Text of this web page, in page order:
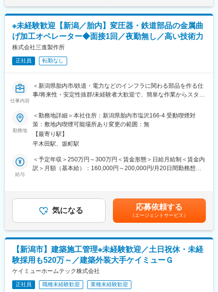
の維持・改善、内部監査の実施と結果に基づく改善活動）
・顧客対応サポート（クレーム対応に関する資料作成や調査支
援、品質報告書や改善提案書の作成）
・工程改善活動への参加（製造プロセスの品質向上のための改善
・その他の業務（部門内の事務作業やデータ管理、他部門との連
絡調整や会議の参加）
■当社の特徴：
◇昭和44年創業以来、一貫して水道関連事業を業として、上水道
ンタル、災害等の緊急時に活躍する仮設資材の備蓄・提供並びに
環境水質分析などで日本全国へ事業を展開しています。地域未来
牽引企業にも認定されております。
◇現在当社は第二創業期としてもともとの事業で培った技術力や
そんな第二創業期を支えていただく皆様のご応募をお待ちしてお
ります。
※未経験歓迎【新潟／胎内】変圧器・鉄道部品の金属曲
げ加工オペレーター◆面接1回／夜勤無し／高い技術力
株式会社三進製作所
正社員 転勤なし
仕事内容
＜新潟県胎内市/鉄道・電力などのインフラに関わる部品を作る仕
事/将来性・安定性抜群/未経験者大歓迎で、簡単な作業からスター
■何を作るの？：
電信柱などに取り付けられる変圧器の部品であったり、鉄道車両
の底に使用される部品を作る仕事です。その他にもエレベータ
ー・エスカレーター部品といった人々の生活に直結した製品を作
っております。
■業務内容：
機械です。
具体的な進め方としては、
（1）図面を見て、金属を曲げる順番を機械にセットする。（タッ
（3）機械を動かし、加工された製品を取り出す。
1人1台の機械を使って業務を進めていただきますが、同じ工場で
隣同士仕事をしている環境ですので、わからないことは聞ける環
行っていただき、少しずつ図面の読み解き・機械へのセットアッ
勤務地
＜勤務地詳細＞本社住所：新潟県胎内市塩沢166-4 受動喫煙対
策：敷地内喫煙可能場所あり変更の範囲：無
【最寄り駅】
平木田駅、坂町駅
給与
＜予定年収＞250万円～300万円＜賃金形態＞日給月給制＜賃金内
訳＞月額（基本給）：160,000円～200,000円/月20日間勤務想定
ヶ月賃金はあくまでも目安の金額であり、選考を通じて上下する
可能性があります。月給(月額)は固定手当を含めた表記です。
気になる 応募依頼する
（エージェントサービス）
【新潟市】建築施工管理※未経験歓迎／土日祝休・未経
験採用も520万～／建築外装大手ケイミューＧ
ケイミューホームテック株式会社
正社員 職種未経験歓迎 業種未経験歓迎